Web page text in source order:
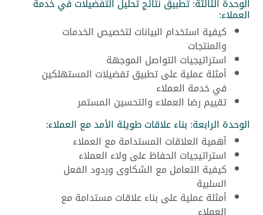
الوحدة الثالثة: تطبيق نتائج تحليل التفضيلات في خدمة
العملاء:
كيفية استخدام البيانات لتخصيص الخدمات
والمنتجات
استراتيجيات التواصل الموجهة
أمثلة عملية على تطبيق تفضيلات المستهلكين
في خدمة العملاء
تقييم رضا العملاء والتحسين المستمر
الوحدة الرابعة: بناء علاقات طويلة الأمد مع العملاء:
أهمية العلاقات المستدامة مع العملاء
استراتيجيات الحفاظ على ولاء العملاء
كيفية التعامل مع الشكاوى وردود الفعل
السلبية
أمثلة عملية على بناء علاقات مستدامة مع